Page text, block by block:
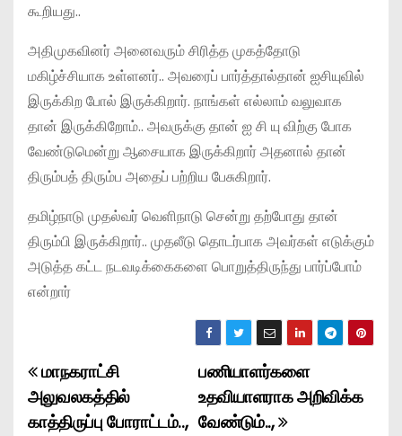
கூறியது..
அதிமுகவினர் அனைவரும் சிரித்த முகத்தோடு
மகிழ்ச்சியாக உள்ளனர்.. அவரைப் பார்த்தால்தான் ஐசியுவில்
இருக்கிற போல் இருக்கிறார். நாங்கள் எல்லாம் வலுவாக
தான் இருக்கிறோம்.. அவருக்கு தான் ஐ சி யு விற்கு போக
வேண்டுமென்று ஆசையாக இருக்கிறார் அதனால் தான்
திரும்பத் திரும்ப அதைப் பற்றிய பேசுகிறார்.
தமிழ்நாடு முதல்வர் வெளிநாடு சென்று தற்போது தான்
திரும்பி இருக்கிறார்.. முதலீடு தொடர்பாக அவர்கள் எடுக்கும்
அடுத்த கட்ட நடவடிக்கைகளை பொறுத்திருந்து பார்ப்போம்
என்றார்
P
o
பணியாளர்களை
உதவியாளராக அறிவிக்க
வேண்டும்..,
மாநகராட்சி
அலுவலகத்தில்
காத்திருப்பு போராட்டம்..,